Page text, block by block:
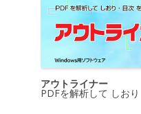
アウトライナー
PDFを解析して しお